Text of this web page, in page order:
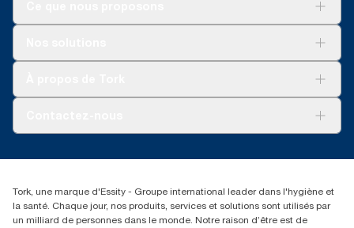
01 85 07 92 00
Tork, une marque d'Essity - Groupe international leader dans l'hygiène et
la santé. Chaque jour, nos produits, services et solutions sont utilisés par
un milliard de personnes dans le monde. Notre raison d’être est de